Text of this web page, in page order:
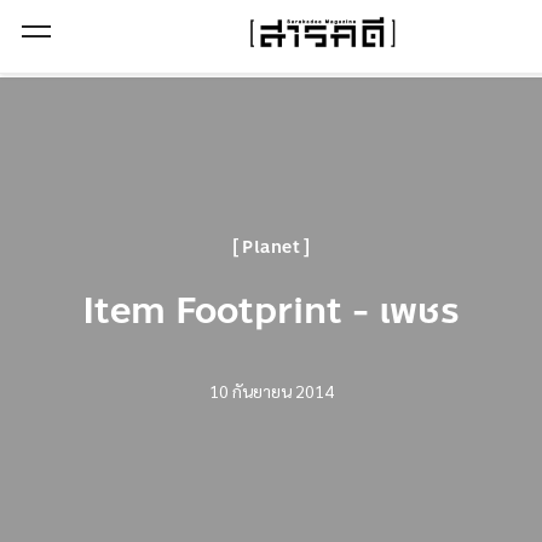
Planet
Item Footprint - เพชร
10 กันยายน 2014